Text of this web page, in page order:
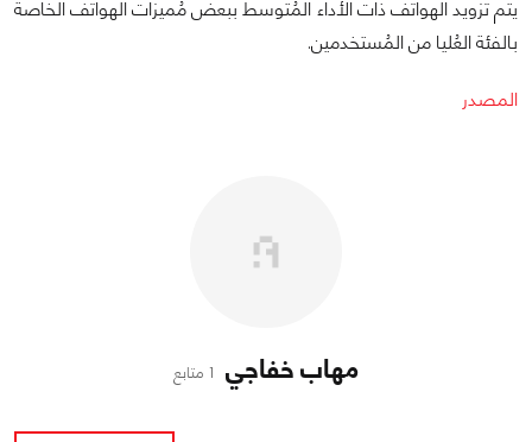
يتم تزويد الهواتف ذات الأداء المُتوسط ببعض مُميزات الهواتف الخاصة
بالفئة العُليا من المُستخدمين.
المصدر
مهاب خفاجي 1 متابع